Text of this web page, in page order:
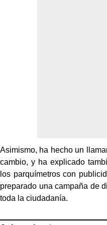
Asimismo, ha hecho un
cambio, y ha explicado
los parquímetros con
preparado una campaña de
toda la ciudadanía.